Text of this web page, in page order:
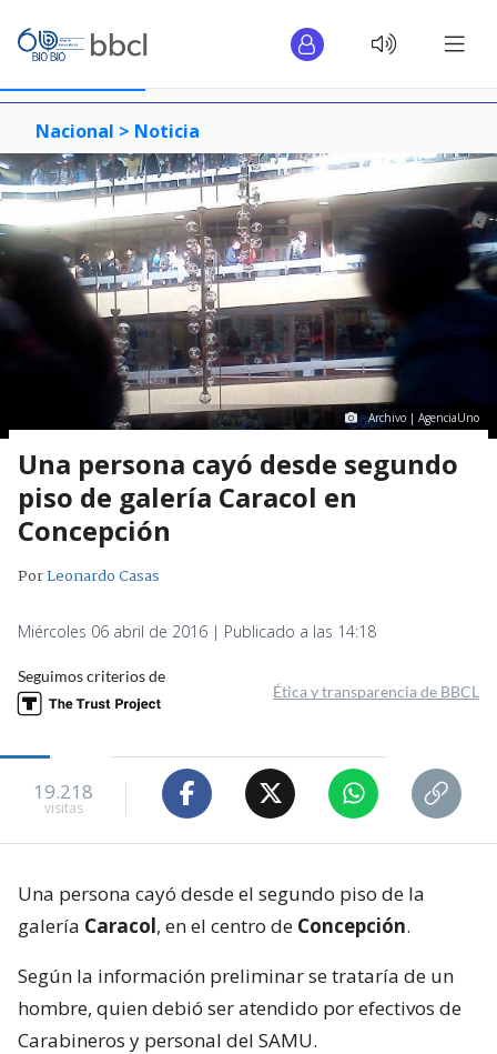
Nacional > Noticia
Archivo | AgenciaUno
Una persona cayó desde segundo
piso de galería Caracol en
Concepción
PorLeonardo Casas
Miércoles 06 abril de 2016 | Publicado a las 14:18
Seguimos criterios de
Ética y transparencia de BBCL
19.218
visitas
Una persona cayó desde el segundo piso de la
galería Caracol, en el centro de Concepción.
Según la información preliminar se trataría de un
hombre, quien debió ser atendido por efectivos de
Carabineros y personal del SAMU.